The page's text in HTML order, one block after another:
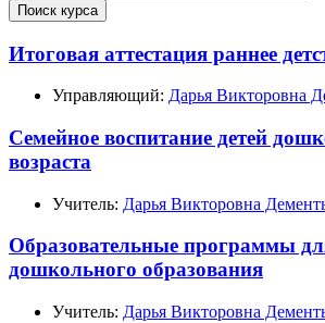
Поиск курса
Итоговая аттестация раннее
Управляющий: Дарья Викторовна
Семейное воспитание детей
возраста
Учитель: Дарья Викторовна
Образовательные программы
дошкольного образования
Учитель: Дарья Викторовна